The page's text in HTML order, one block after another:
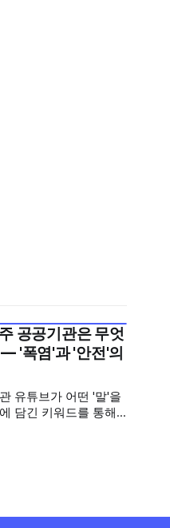
공공기관은 무엇
'폭염'과 '안전'의
유튜브가 어떤 '말'을
담긴 키워드를 통해